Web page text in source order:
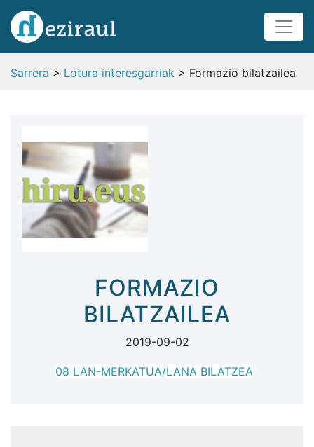
Sarrera > Lotura interesgarriak > Formazio bilatzailea
FORMAZIO
BILATZAILEA
2019-09-02
08 LAN-MERKATUA/LANA BILATZEA